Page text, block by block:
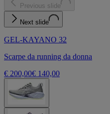
Previous slide
Next slide
GEL-KAYANO 32
Scarpe da running da donna
€ 200,00€ 140,00